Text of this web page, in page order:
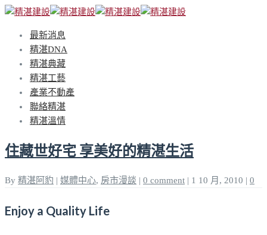
最新消息
精湛DNA
精湛典藏
精湛工藝
產業不動產
聯絡精湛
精湛溫情
住藏世好宅 享美好的精湛生活
By 精湛阿豹 | 媒體中心, 房市漫談 | 0 comment | 1 10 月, 2010 | 0
Enjoy a Quality Life